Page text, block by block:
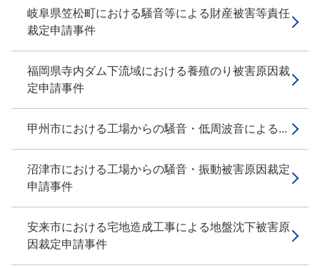
岐阜県笠松町における騒音等による財産被害等責任
裁定申請事件
福岡県寺内ダム下流域における養殖のり被害原因裁
定申請事件
甲州市における工場からの騒音・低周波音による...
沼津市における工場からの騒音・振動被害原因裁定
申請事件
安来市における宅地造成工事による地盤沈下被害原
因裁定申請事件